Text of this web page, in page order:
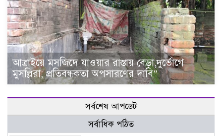
আত্রাইয়ে মসজিদে যাওয়ার রাস্তায় বেড়া,দুর্ভোগে
মুসল্লিরা; প্রতিবন্ধকতা অপসারণের দাবি”
সর্বশেষ আপডেট
সর্বাধিক পঠিত